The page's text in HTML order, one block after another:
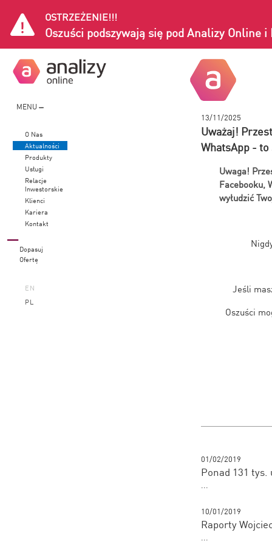
OSTRZEŻENIE!!!
Oszuści podszywają się pod Analizy Online i
MENU
O Nas
Aktualności
Produkty
Usługi
Relacje
Inwestorskie
Klienci
Kariera
Kontakt
Dopasuj
Ofertę
EN
PL
13/11/2025
Uważaj!
WhatsApp - to
Uwaga!
Facebooku,
wyłudzić
Jeśli
Oszuści
01/02/2019
Ponad 131
10/01/2019
Raporty